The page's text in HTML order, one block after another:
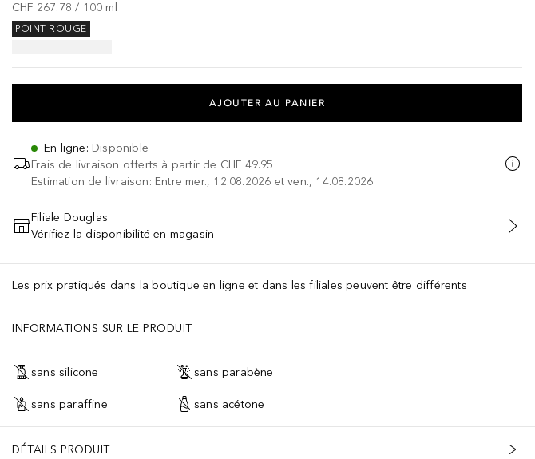
CHF 267.78 / 100 ml
POINT ROUGE
AJOUTER AU PANIER
En ligne: Disponible
Frais de livraison offerts à partir de CHF 49.95
Estimation de livraison: Entre mer., 12.08.2026 et ven., 14.08.2026
Filiale Douglas
Vérifiez la disponibilité en magasin
Les prix pratiqués dans la boutique en ligne et dans les filiales peuvent être différents
INFORMATIONS SUR LE PRODUIT
sans silicone sans parabène
sans paraffine sans acétone
DÉTAILS PRODUIT